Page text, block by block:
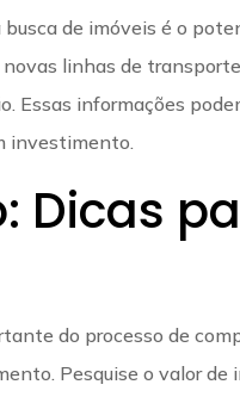
de imóveis é o
linhas de
Essas informações
investimento.
Dicas
do processo de
Pesquise o valor